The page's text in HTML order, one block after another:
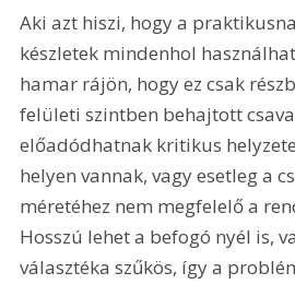
Aki azt hiszi, hogy a
készletek mindenhol
hamar rájön, hogy ez csak
felületi szintben behajtott
előadódhatnak kritikus
helyen vannak, vagy esetleg a
méretéhez nem megfelelő a
Hosszú lehet a befogó nyél is,
választéka szűkös, így a